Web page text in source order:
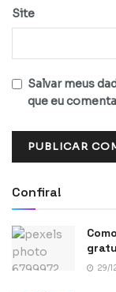
Site
Salvar meus
que eu
Confira!
29/